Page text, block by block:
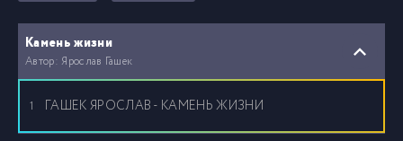
Камень жизни
Автор: Ярослав Гашек
1 ГАШЕК ЯРОСЛАВ - КАМЕНЬ ЖИЗНИ